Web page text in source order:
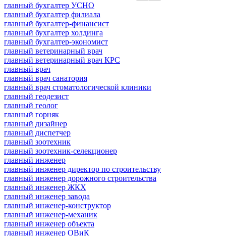
главный бухгалтер УСНО
главный бухгалтер филиала
главный бухгалтер-финансист
главный бухгалтер холдинга
главный бухгалтер-экономист
главный ветеринарный врач
главный ветеринарный врач КРС
главный врач
главный врач санатория
главный врач стоматологической клиники
главный геодезист
главный геолог
главный горняк
главный дизайнер
главный диспетчер
главный зоотехник
главный зоотехник-селекционер
главный инженер
главный инженер директор по строительству
главный инженер дорожного строительства
главный инженер ЖКХ
главный инженер завода
главный инженер-конструктор
главный инженер-механик
главный инженер объекта
главный инженер ОВиК